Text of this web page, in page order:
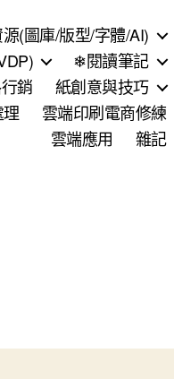
(圖庫/版型/字體/AI)
❄閱讀筆記
銷
紙創意與技巧
雲端印刷電商修練
雲端應用
雜記